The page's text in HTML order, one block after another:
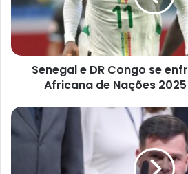
Senegal e DR Congo se
Africana de Nações